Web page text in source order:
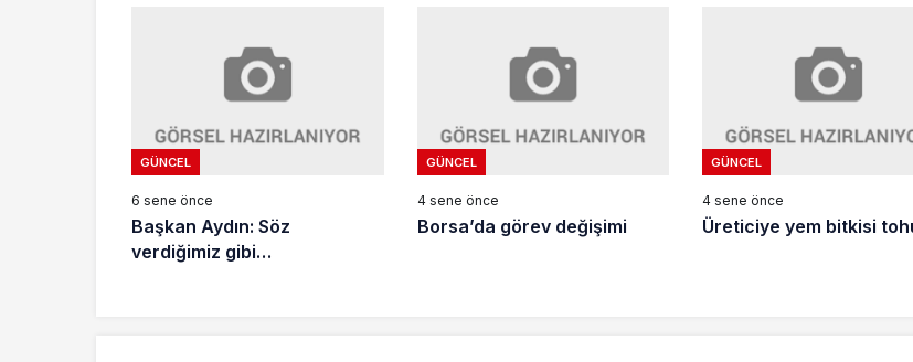
GÜNCEL
6 sene önce
Başkan Aydın: Söz
verdiğimiz gibi…
GÜNCEL
4 sene önce
Borsa’da görev değişimi
GÜNCEL
4 sene önce
Üreticiye yem bitkisi